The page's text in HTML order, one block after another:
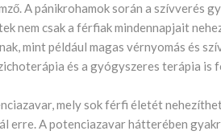
A pánikrohamok során a szívverés
nem csak a férfiak mindennapjait
mint például magas vérnyomás és
és a gyógyszeres terápia
mely sok férfi életét
erre. A potenciazavar hátterében